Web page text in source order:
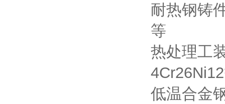
耐热钢铸
等
热处理工
低温合金